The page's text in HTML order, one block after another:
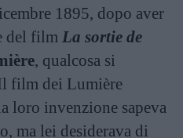
1895, dopo aver
del film La sortie de
, qualcosa si
film dei Lumière
loro invenzione sapeva
ma lei desiderava di